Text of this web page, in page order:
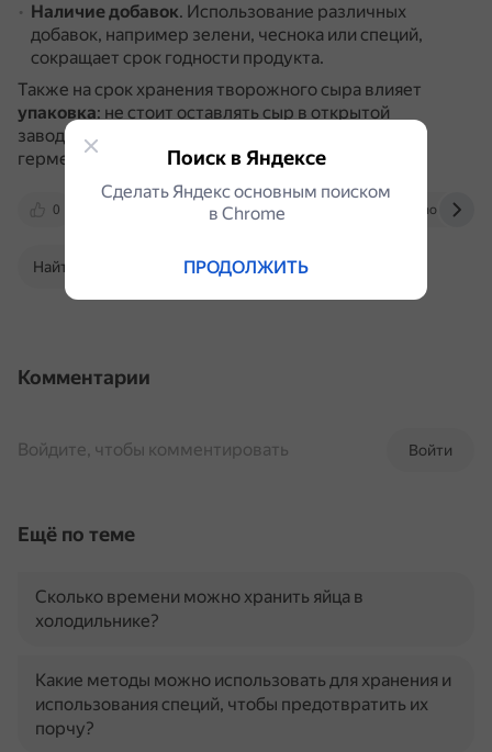
Наличие добавок. Использование различных
добавок, например зелени, чеснока или специй,
сокращает срок годности продукта.
Также на срок хранения творожного сыра влияет
упаковка: не стоит оставлять сыр в открытой
заводской упаковке, лучше переложить его в
герметичный контейнер из стекла или керамики.
0 santreyd.ru
Найти в Поиске
Комментарии
Войти
Войдите, чтобы комментировать
Ещё по теме
Сколько времени можно хранить яйца в
холодильнике?
Какие методы можно использовать для хранения и
использования специй, чтобы предотвратить их
порчу?
Поиск в Яндексе
Сделать Яндекс основным поиском
в Сhrome
ПРОДОЛЖИТЬ